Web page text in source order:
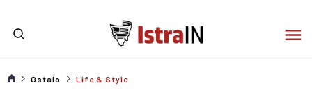
Ostalo Life & Style